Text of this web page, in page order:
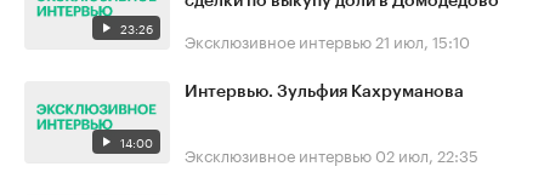
23:26 Эксклюзивное интервью 21 июл, 15:10
14:00
Интервью. Зульфия Кахруманова
Эксклюзивное интервью 02 июл, 22:35